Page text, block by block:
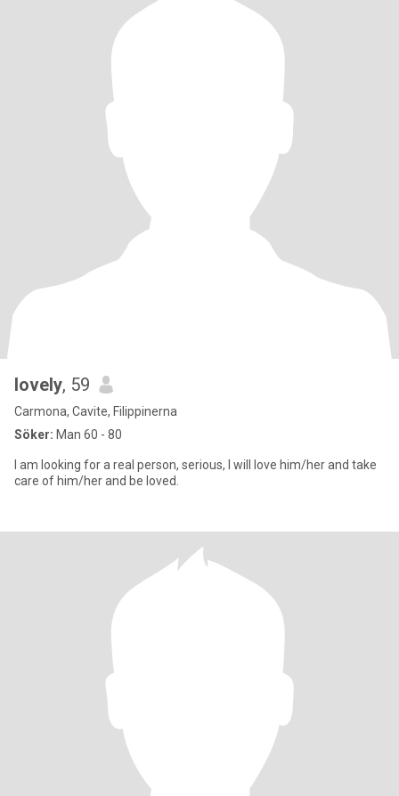
lovely, 59
Carmona, Cavite, Filippinerna
Söker: Man 60 - 80
I am looking for a real person, serious, I will love him/her and take
care of him/her and be loved.